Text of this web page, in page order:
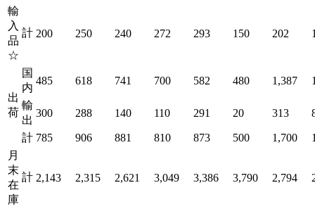
輸
入
品
☆
計 200 250 240 272 293 150 202
出
荷
国
内
485 618 741 700 582 480 1,387
輸
出
300 288 140 110 291 20 313
計 785 906 881 810 873 500 1,700
月
末
在
庫
計 2,143 2,315 2,621 3,049 3,386 3,790 2,794